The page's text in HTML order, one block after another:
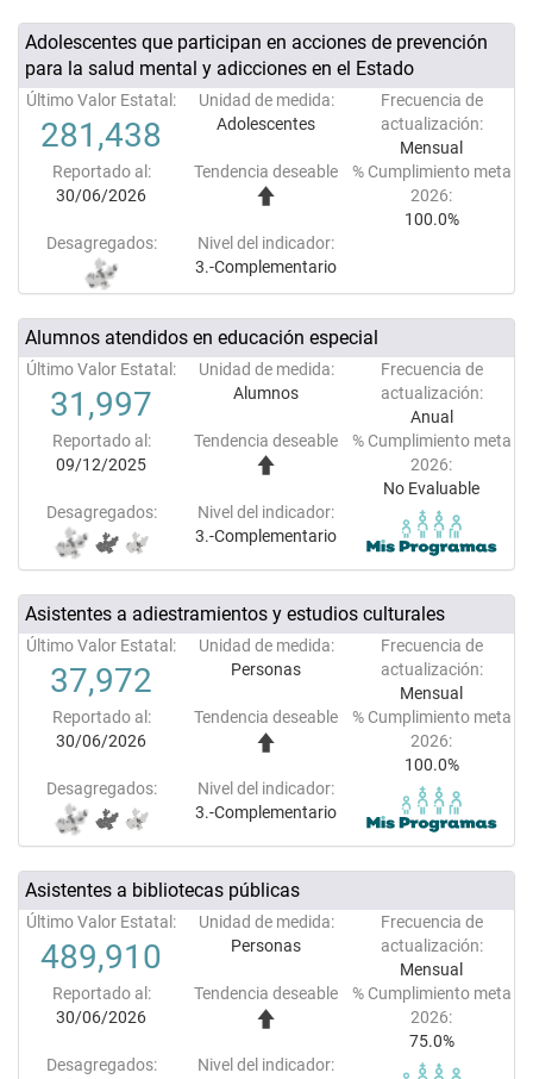
Adolescentes que participan en acciones de prevención
para la salud mental y adicciones en el Estado
Último Valor Estatal:
281,438
Unidad de medida:
Adolescentes
Frecuencia de
actualización:
Mensual
Reportado al:
30/06/2026
Tendencia deseable
% Cumplimiento meta
2026:
100.0%
Desagregados:
Nivel del indicador:
3.-Complementario
Alumnos atendidos en educación especial
Último Valor Estatal:
31,997
Unidad de medida:
Alumnos
Frecuencia de
actualización:
Anual
Reportado al:
09/12/2025
Tendencia deseable
% Cumplimiento meta
2026:
No Evaluable
Desagregados:
Nivel del indicador:
3.-Complementario
Asistentes a adiestramientos y estudios culturales
Último Valor Estatal:
37,972
Unidad de medida:
Personas
Frecuencia de
actualización:
Mensual
Reportado al:
30/06/2026
Tendencia deseable
% Cumplimiento meta
2026:
100.0%
Desagregados:
Nivel del indicador:
3.-Complementario
Asistentes a bibliotecas públicas
Último Valor Estatal:
489,910
Unidad de medida:
Personas
Frecuencia de
actualización:
Mensual
Reportado al:
30/06/2026
Tendencia deseable
% Cumplimiento meta
2026:
75.0%
Desagregados:
Nivel del indicador: